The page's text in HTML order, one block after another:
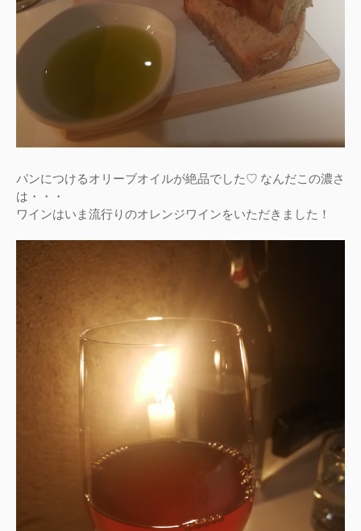
パンにつけるオリーブオイルが絶品でした♡ なんだこの濃さ
は・・・
ワインはいま流行りのオレンジワインをいただきました！